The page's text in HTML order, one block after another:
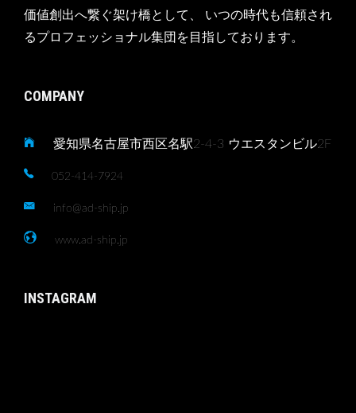
価値創出へ繋ぐ架け橋として、 いつの時代も信頼され
るプロフェッショナル集団を目指しております。
COMPANY
愛知県名古屋市西区名駅2-4-3 ウエスタンビル2F
052-414-7924
info@ad-ship.jp
www.ad-ship.jp
INSTAGRAM